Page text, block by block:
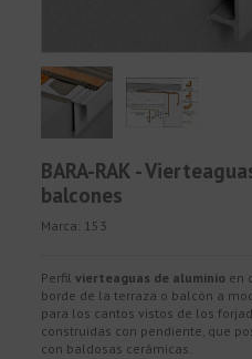
BARA-RAK -
balcones
Marca: 153
Perfilvierteaguas de aluminio en
borde de la terraza o balcón a
para los cantos vistos de los
construidas con pendiente, que
con baldosas cerámicas.